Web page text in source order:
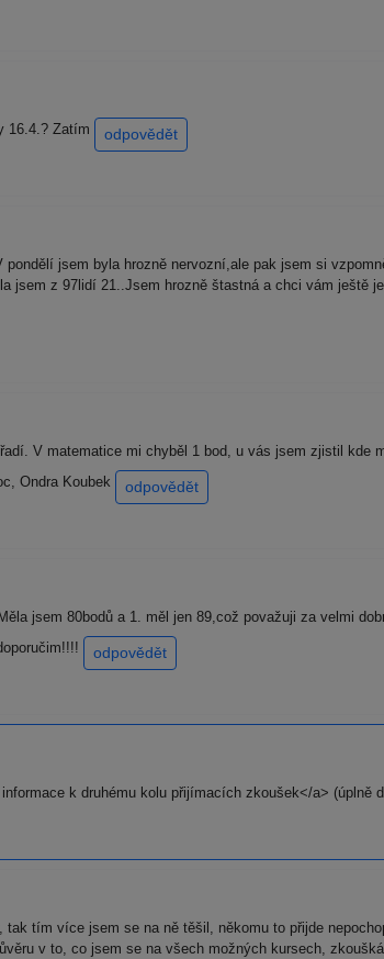
16.4.? Zatím odpovědět
jsem byla hrozně nervozní,ale pak jsem si
jsem z 97lidí 21..Jsem hrozně štastná a chci vám ještě
V matematice mi chyběl 1 bod, u vás jsem zjistil kde
Ondra Koubek
odpovědět
jsem 80bodů a 1. měl jen 89,což považuji za velmi
odpovědět
k druhému kolu přijímacích zkoušek</a> (úplně
tím více jsem se na ně těšil, někomu to přijde
v to, co jsem se na všech možných kursech,